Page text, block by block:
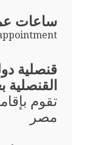
ساعات
قنصلية
القنصلية
تقوم
مصر